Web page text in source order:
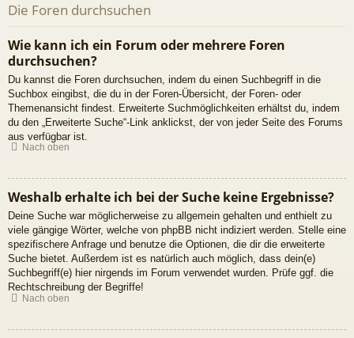
Die Foren durchsuchen
Wie kann ich ein Forum oder mehrere Foren
durchsuchen?
Du kannst die Foren durchsuchen, indem du einen Suchbegriff in die
Suchbox eingibst, die du in der Foren-Übersicht, der Foren- oder
Themenansicht findest. Erweiterte Suchmöglichkeiten erhältst du, indem
du den „Erweiterte Suche“-Link anklickst, der von jeder Seite des Forums
aus verfügbar ist.
Nach oben
Weshalb erhalte ich bei der Suche keine Ergebnisse?
Deine Suche war möglicherweise zu allgemein gehalten und enthielt zu
viele gängige Wörter, welche von phpBB nicht indiziert werden. Stelle eine
spezifischere Anfrage und benutze die Optionen, die dir die erweiterte
Suche bietet. Außerdem ist es natürlich auch möglich, dass dein(e)
Suchbegriff(e) hier nirgends im Forum verwendet wurden. Prüfe ggf. die
Rechtschreibung der Begriffe!
Nach oben